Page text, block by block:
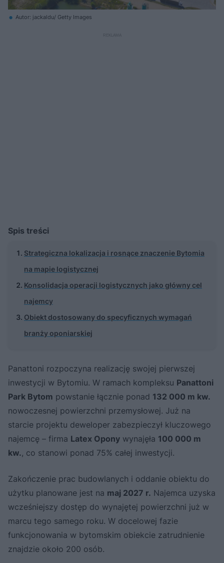
Autor: jackaldu/ Getty Images
Spis treści
Strategiczna lokalizacja i rosnące znaczenie Bytomia
na mapie logistycznej
Konsolidacja operacji logistycznych jako główny cel
najemcy
Obiekt dostosowany do specyficznych wymagań
branży oponiarskiej
Panattoni rozpoczyna realizację swojej pierwszej
inwestycji w Bytomiu. W ramach kompleksu Panattoni
Park Bytom powstanie łącznie ponad 132 000 m kw.
nowoczesnej powierzchni przemysłowej. Już na
starcie projektu deweloper zabezpieczył kluczowego
najemcę – firma Latex Opony wynajęła 100 000 m
kw., co stanowi ponad 75% całej inwestycji.
Zakończenie prac budowlanych i oddanie obiektu do
użytku planowane jest na maj 2027 r. Najemca uzyska
wcześniejszy dostęp do wynajętej powierzchni już w
marcu tego samego roku. W docelowej fazie
funkcjonowania w bytomskim obiekcie zatrudnienie
znajdzie około 200 osób.